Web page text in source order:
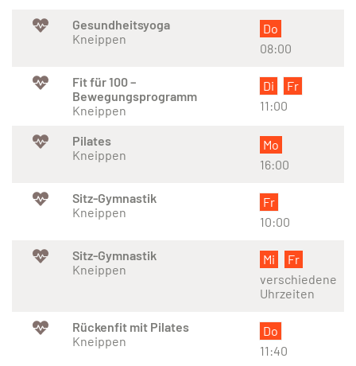
Gesundheitsyoga
Kneippen
Do
08:00
Fit für 100 –
Bewegungsprogramm
Kneippen
Di
Fr
11:00
Pilates
Kneippen
Mo
16:00
Sitz-Gymnastik
Kneippen
Fr
10:00
Sitz-Gymnastik
Kneippen
Mi
Fr
verschiedene
Uhrzeiten
Rückenfit mit Pilates
Kneippen
Do
11:40